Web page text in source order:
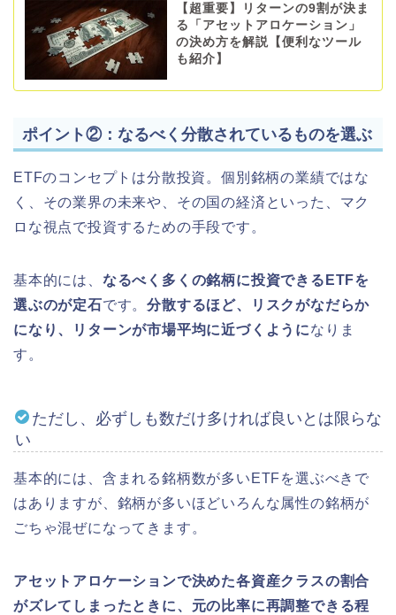
【超重要】リターンの9割が決ま
る「アセットアロケーション」
の決め方を解説【便利なツール
も紹介】
ポイント②：なるべく分散されているものを選ぶ
ETFのコンセプトは分散投資。個別銘柄の業績ではな
く、その業界の未来や、その国の経済といった、マク
ロな視点で投資するための手段です。
基本的には、 なるべく多くの銘柄に投資できるETFを
選ぶのが定石です。分散するほど、リスクがなだらか
になり、リターンが市場平均に近づくようになりま
す。
ただし、必ずしも数だけ多ければ良いとは限らな
い
基本的には、含まれる銘柄数が多いETFを選ぶべきで
はありますが、銘柄が多いほどいろんな属性の銘柄が
ごちゃ混ぜになってきます。
アセットアロケーションで決めた各資産クラスの割合
がズレてしまったときに、元の比率に再調整できる程